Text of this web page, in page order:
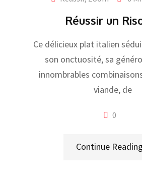
Réussir un
Ce délicieux plat italien
son onctuosité, sa
innombrables
viande, de
0
Continue Reading